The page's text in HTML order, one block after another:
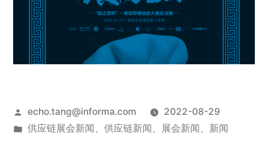
echo.tang@informa.com
2022-08-29
供应链展会新闻 、 供应链新闻 、 展会新闻 、 新闻